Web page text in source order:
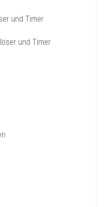
und Timer
und Timer